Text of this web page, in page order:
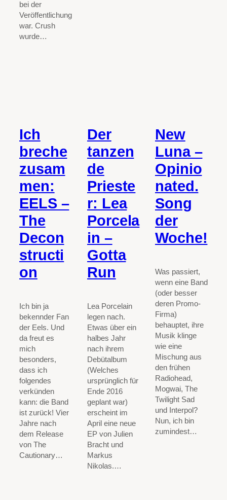
bei der
Veröffentlichung
war. Crush
wurde…
Ich
breche
zusam
men:
EELS –
The
Decon
structi
on
Ich bin ja
bekennder Fan
der Eels. Und
da freut es
mich
besonders,
dass ich
folgendes
verkünden
kann: die Band
ist zurück! Vier
Jahre nach
dem Release
von The
Cautionary…
Der
tanzen
de
Prieste
r: Lea
Porcela
in –
Gotta
Run
Lea Porcelain
legen nach.
Etwas über ein
halbes Jahr
nach ihrem
Debütalbum
(Welches
ursprünglich für
Ende 2016
geplant war)
erscheint im
April eine neue
EP von Julien
Bracht und
Markus
Nikolas.…
New
Luna –
Opinio
nated.
Song
der
Woche!
Was passiert,
wenn eine Band
(oder besser
deren Promo-
Firma)
behauptet, ihre
Musik klinge
wie eine
Mischung aus
den frühen
Radiohead,
Mogwai, The
Twilight Sad
und Interpol?
Nun, ich bin
zumindest…